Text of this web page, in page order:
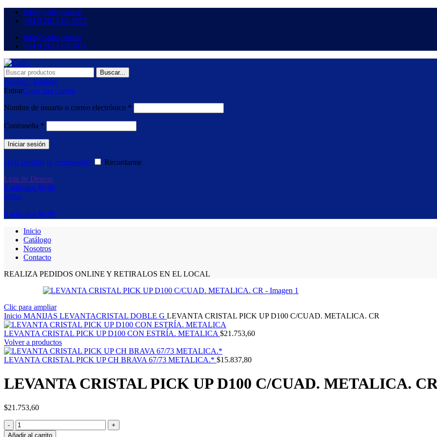
info@cadis.com.ar
‪+54 9 2613 63‑3971‬
info@cadis.com.ar
‪+54 9 2613 63‑3971‬
Buscar...
Acceso / Registro
EntrarCrear una cuenta
Nombre de usuario o correo electrónico *
Contraseña *
Iniciar sesión
¿Has perdido tu contraseña?
Recordarme
Lista de Deseos
0 artículos $0,00
Menú
0 artículos $0,00
Inicio
Catálogo
Nosotros
Contacto
REALIZA PEDIDOS ONLINE Y RETIRALOS EN EL LOCAL
Clic para ampliar
Inicio MANIJAS LEVANTACRISTAL DOBLE G LEVANTA CRISTAL PICK UP D100 C/CUAD. METALICA. CR
LEVANTA CRISTAL PICK UP D100 CON ESTRÍA. METALICA $21.753,60
Volver a productos
LEVANTA CRISTAL PICK UP CH BRAVA 67/73 METALICA.* $15.837,80
LEVANTA CRISTAL PICK UP D100 C/CUAD. METALICA.
$21.753,60
Añadir al carrito